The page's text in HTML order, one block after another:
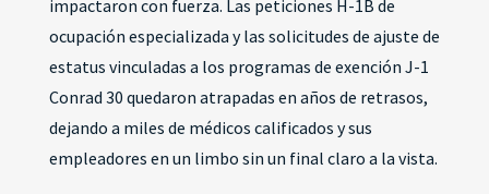
impactaron con fuerza. Las peticiones H-1B de
ocupación especializada y las solicitudes de ajuste de
estatus vinculadas a los programas de exención J-1
Conrad 30 quedaron atrapadas en años de retrasos,
dejando a miles de médicos calificados y sus
empleadores en un limbo sin un final claro a la vista.